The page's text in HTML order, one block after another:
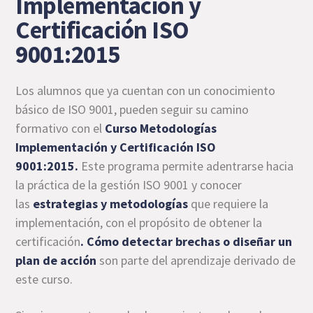
Certificación ISO
9001:2015
Los alumnos que ya cuentan con un conocimiento
básico de ISO 9001, pueden seguir su camino
formativo con el Curso Metodologías
Implementación y Certificación ISO
9001:2015. Este programa permite adentrarse hacia
la práctica de la gestión ISO 9001 y conocer
las estrategias y metodologías que requiere la
implementación, con el propósito de obtener la
certificación. Cómo detectar brechas o diseñar un
plan de acciónson parte del aprendizaje derivado de
este curso.